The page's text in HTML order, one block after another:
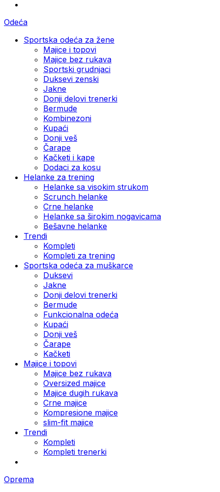
Odeća
Sportska odeća za žene
Majice i topovi
Majice bez rukava
Sportski grudnjaci
Duksevi zenski
Jakne
Donji delovi trenerki
Bermude
Kombinezoni
Kupaći
Donji veš
Čarape
Kačketi i kape
Dodaci za kosu
Helanke za trening
Helanke sa visokim strukom
Scrunch helanke
Crne helanke
Helanke sa širokim nogavicama
Bešavne helanke
Trendi
Kompleti
Kompleti za trening
Sportska odeća za muškarce
Duksevi
Jakne
Donji delovi trenerki
Bermude
Funkcionalna odeća
Kupaći
Donji veš
Čarape
Kačketi
Majice i topovi
Majice bez rukava
Oversized majice
Majice dugih rukava
Crne majice
Kompresione majice
slim-fit majice
Trendi
Kompleti
Kompleti trenerki
Oprema